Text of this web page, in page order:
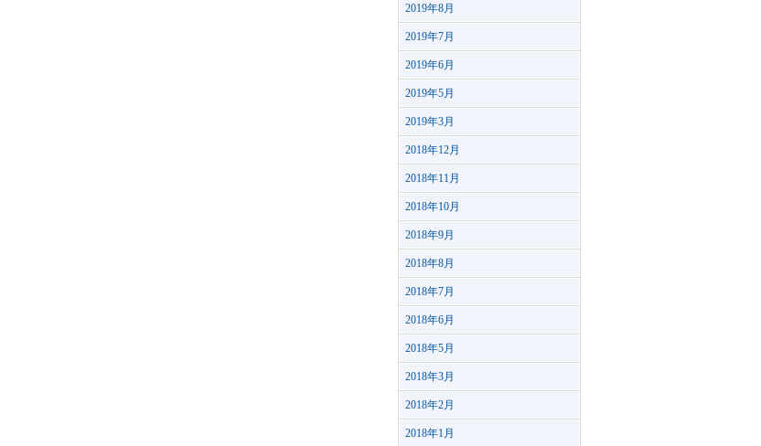
2019年8月
2019年7月
2019年6月
2019年5月
2019年3月
2018年12月
2018年11月
2018年10月
2018年9月
2018年8月
2018年7月
2018年6月
2018年5月
2018年3月
2018年2月
2018年1月